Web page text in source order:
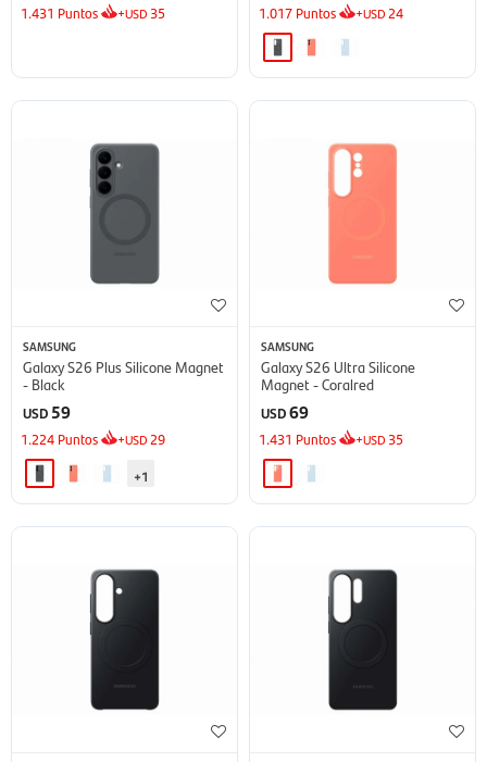
1.431 Puntos +USD 35 1.017 Puntos +USD 24
SAMSUNG
Galaxy S26 Plus Silicone Magnet
- Black
USD 59
1.224 Puntos +USD 29
+1
SAMSUNG
Galaxy S26 Ultra Silicone
Magnet - Coralred
USD69
1.431 Puntos +USD 35